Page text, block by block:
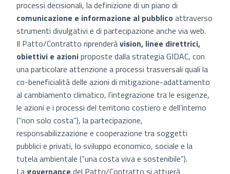
processi decisionali, la definizione di un piano di
comunicazione e informazione al pubblico attraverso
strumenti divulgativi e di partecipazione anche via web.
Il Patto/Contratto riprenderàvision, linee direttrici,
obiettivi e azioniproposte dalla strategia GIDAC, con
una particolare attenzione a processi trasversali quali la
co-beneficialità delle azioni di mitigazione-adattamento
al cambiamento climatico, l’integrazione tra le esigenze,
le azioni e i processi del territorio costiero e dell’interno
(“non solo costa”), la partecipazione,
responsabilizzazione e cooperazione tra soggetti
pubblici e privati, lo sviluppo economico, sociale e la
tutela ambientale (“una costa viva e sostenibile”).
La governance del Patto/Contratto si attuerà